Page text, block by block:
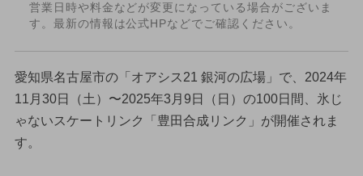
営業日時や料金などが変更になっている場合がございま
す。最新の情報は公式HPなどでご確認ください。
愛知県名古屋市の「オアシス21 銀河の広場」で、2024年
11月30日（土）〜2025年3月9日（日）の100日間、氷じ
ゃないスケートリンク「豊田合成リンク」が開催されま
す。